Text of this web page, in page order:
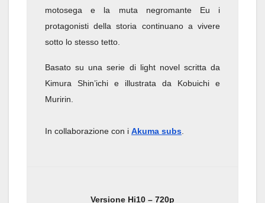
motosega e la muta negromante Eu i
protagonisti della storia continuano a vivere
sotto lo stesso tetto.
Basato su una serie di light novel scritta da
Kimura Shin’ichi e illustrata da Kobuichi e
Muririn.
In collaborazione con i Akuma subs.
Versione Hi10 – 720p